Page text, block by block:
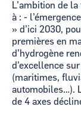
L’ambition de
à : -
» d’ici 2030,
premières en
d’hydrogène
d’excellence
(maritimes,
automobiles…).
de 4 axes